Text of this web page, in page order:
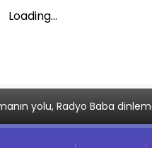
Loading...
yolu, Radyo Baba